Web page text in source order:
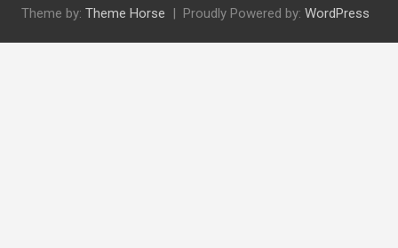
Theme by: Theme Horse Proudly Powered by: WordPress